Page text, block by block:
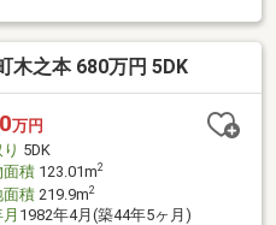
セットバック約２．９㎡要
個別浄化槽、個別PG
木之本 680万円 5DK
万円
5DK
面積123.01m2
面積219.9m2
1982年4月(築44年5ヶ月)